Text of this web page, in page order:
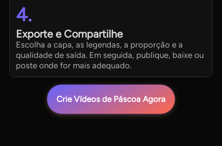
4.
Exporte e Compartilhe
Escolha a capa, as legendas, a proporção e a
qualidade de saída. Em seguida, publique, baixe ou
poste onde for mais adequado.
Crie Vídeos de Páscoa Agora